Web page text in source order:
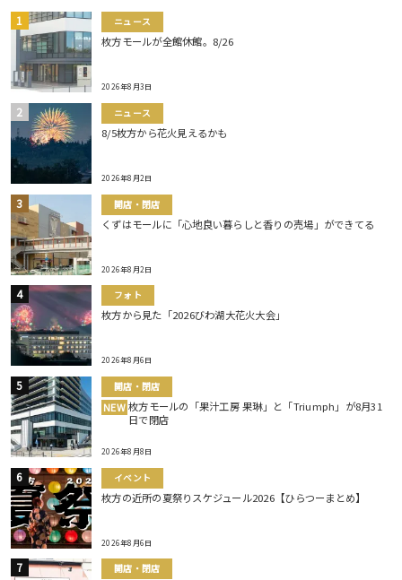
ニュース
枚方モールが全館休館。8/26
2026年8月3日
ニュース
8/5枚方から花火見えるかも
2026年8月2日
開店・閉店
くずはモールに「心地良い暮らしと香りの売場」ができてる
2026年8月2日
フォト
枚方から見た「2026びわ湖大花火大会」
2026年8月6日
開店・閉店
NEW 枚方モールの「果汁工房 果琳」と「Triumph」が8月31
日で閉店
2026年8月8日
イベント
枚方の近所の夏祭りスケジュール2026【ひらつーまとめ】
2026年8月6日
開店・閉店